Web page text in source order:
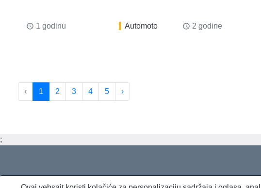
access_time 1 godinu Automoto access_time 2 godine
‹ 1 2 3 4 5 ›
;